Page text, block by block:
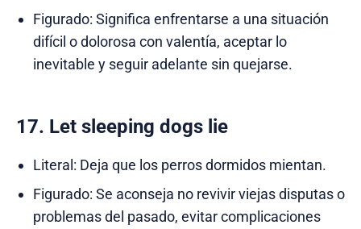
Figurado: Significa enfrentarse a una situación
difícil o dolorosa con valentía, aceptar lo
inevitable y seguir adelante sin quejarse.
17. Let sleeping dogs lie
Literal: Deja que los perros dormidos mientan.
Figurado: Se aconseja no revivir viejas disputas o
problemas del pasado, evitar complicaciones